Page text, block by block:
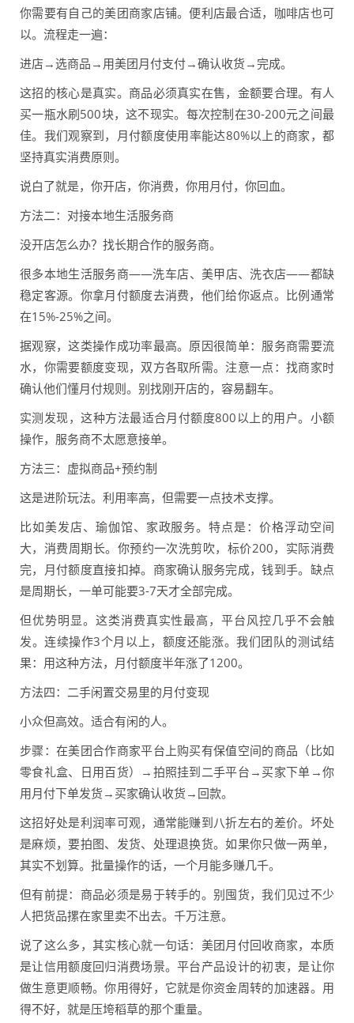
你需要有自己的美团商家店铺。便利店最合适，咖啡店也可
以。流程走一遍：
进店→选商品→用美团月付支付→确认收货→完成。
这招的核心是真实。商品必须真实在售，金额要合理。有人
买一瓶水刷500块，这不现实。每次控制在30-200元之间最
佳。我们观察到，月付额度使用率能达80%以上的商家，都
坚持真实消费原则。
说白了就是，你开店，你消费，你用月付，你回血。
方法二：对接本地生活服务商
没开店怎么办？找长期合作的服务商。
很多本地生活服务商——洗车店、美甲店、洗衣店——都缺
稳定客源。你拿月付额度去消费，他们给你返点。比例通常
在15%-25%之间。
据观察，这类操作成功率最高。原因很简单：服务商需要流
水，你需要额度变现，双方各取所需。注意一点：找商家时
确认他们懂月付规则。别找刚开店的，容易翻车。
实测发现，这种方法最适合月付额度800以上的用户。小额
操作，服务商不太愿意接单。
方法三：虚拟商品+预约制
这是进阶玩法。利用率高，但需要一点技术支撑。
比如美发店、瑜伽馆、家政服务。特点是：价格浮动空间
大，消费周期长。你预约一次洗剪吹，标价200，实际消费
完，月付额度直接扣掉。商家确认服务完成，钱到手。缺点
是周期长，一单可能要3-7天才全部完成。
但优势明显。这类消费真实性最高，平台风控几乎不会触
发。连续操作3个月以上，额度还能涨。我们团队的测试结
果：用这种方法，月付额度半年涨了1200。
方法四：二手闲置交易里的月付变现
小众但高效。适合有闲的人。
步骤：在美团合作商家平台上购买有保值空间的商品（比如
零食礼盒、日用百货）→拍照挂到二手平台→买家下单→你
用月付下单发货→买家确认收货→回款。
这招好处是利润率可观，通常能赚到八折左右的差价。坏处
是麻烦，要拍图、发货、处理退换货。如果你只做一两单，
其实不划算。批量操作的话，一个月能多赚几千。
但有前提：商品必须是易于转手的。别囤货，我们见过不少
人把货品摞在家里卖不出去。千万注意。
说了这么多，其实核心就一句话：美团月付回收商家，本质
是让信用额度回归消费场景。平台产品设计的初衷，是让你
做生意更顺畅。你用得好，它就是你资金周转的加速器。用
得不好，就是压垮稻草的那个重量。